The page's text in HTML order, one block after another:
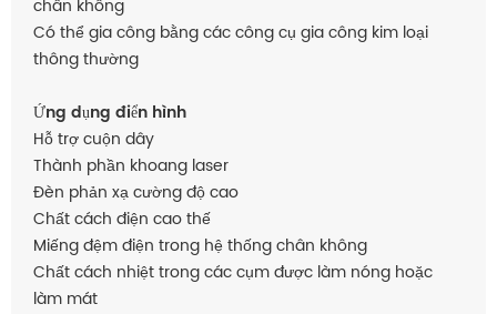
chân không
Có thể gia công bằng các công cụ gia công kim loại
thông thường
Ứng dụng điển hình
Hỗ trợ cuộn dây
Thành phần khoang laser
Đèn phản xạ cường độ cao
Chất cách điện cao thế
Miếng đệm điện trong hệ thống chân không
Chất cách nhiệt trong các cụm được làm nóng hoặc
làm mát